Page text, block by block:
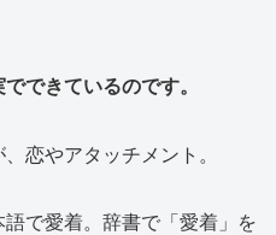
できているのです。
恋やアタッチメント。
で愛着。辞書で「愛着」を